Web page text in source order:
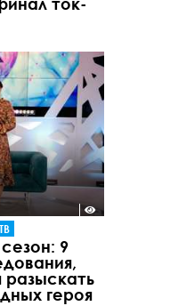
9
разыскать
героя